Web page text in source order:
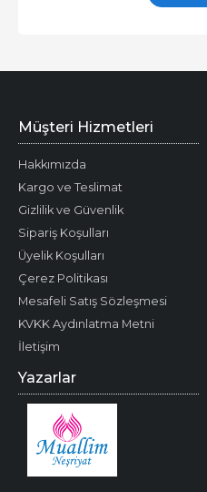
Müşteri Hizmetleri
Hakkımızda
Kargo ve Teslimat
Gizlilik ve Güvenlik
Sipariş Koşulları
Üyelik Koşulları
Çerez Politikası
Mesafeli Satış Sözleşmesi
KVKK Aydınlatma Metni
İletişim
Yazarlar